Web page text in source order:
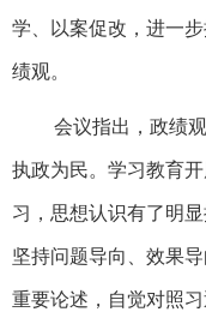
学、以案促改，进一
绩观。
会议指出，政绩
执政为民。学习教育
习，思想认识有了明
坚持问题导向、效果
重要论述，自觉对照